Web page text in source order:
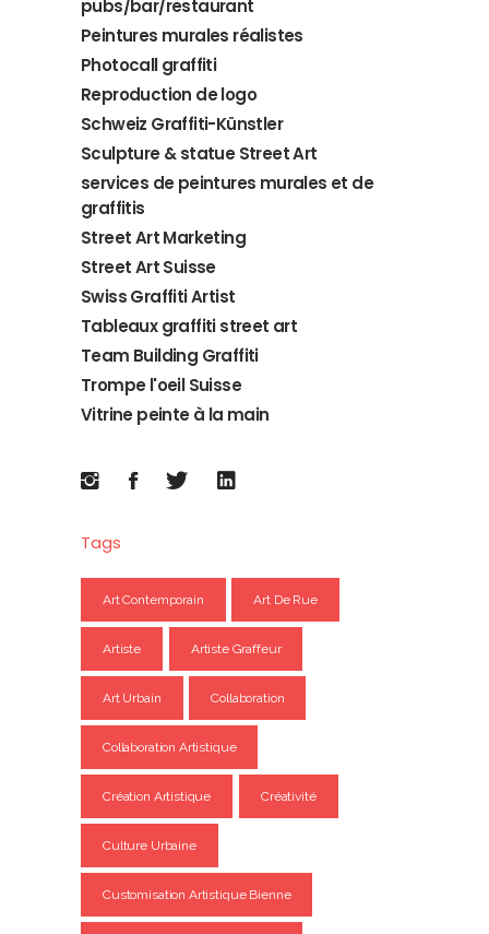
pubs/bar/restaurant
Peintures murales réalistes
Photocall graffiti
Reproduction de logo
Schweiz Graffiti-Künstler
Sculpture & statue Street Art
services de peintures murales et de
graffitis
Street Art Marketing
Street Art Suisse
Swiss Graffiti Artist
Tableaux graffiti street art
Team Building Graffiti
Trompe l'oeil Suisse
Vitrine peinte à la main
Tags
Art Contemporain Art De Rue
Artiste Artiste Graffeur
Art Urbain Collaboration
Collaboration Artistique
Création Artistique Créativité
Culture Urbaine
Customisation Artistique Bienne